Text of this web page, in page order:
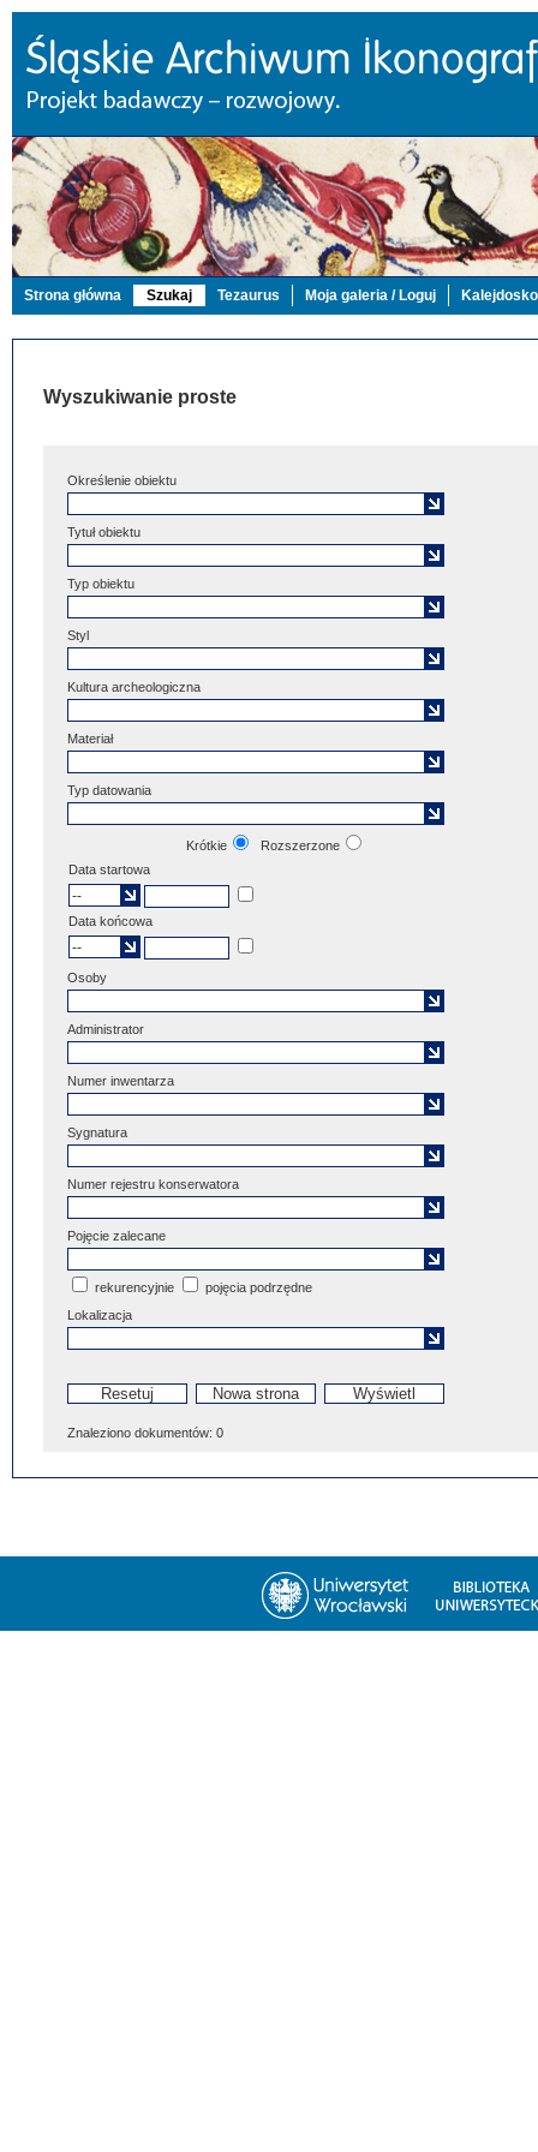
Strona główna Szukaj Tezaurus Moja galeria / Loguj
Wyszukiwanie proste
Określenie obiektu
Tytuł obiektu
Typ obiektu
Styl
Kultura archeologiczna
Materiał
Typ datowania
Krótkie
Rozszerzone
Data startowa
Data końcowa
Osoby
Administrator
Numer inwentarza
Sygnatura
Numer rejestru konserwatora
Pojęcie zalecane
rekurencyjnie
pojęcia podrzędne
Lokalizacja
Znaleziono dokumentów: 0